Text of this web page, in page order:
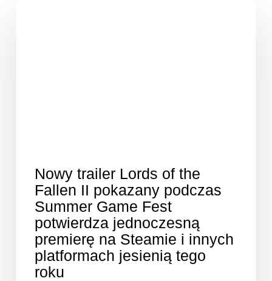
Nowy trailer Lords of the
Fallen II pokazany podczas
Summer Game Fest
potwierdza jednoczesną
premierę na Steamie i innych
platformach jesienią tego
roku